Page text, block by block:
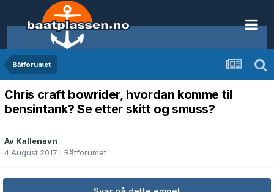
Båtforumet
Chris craft bowrider, hvordan komme til
bensintank? Se etter skitt og smuss?
Av Kallenavn
4.August.2017 i Båtforumet